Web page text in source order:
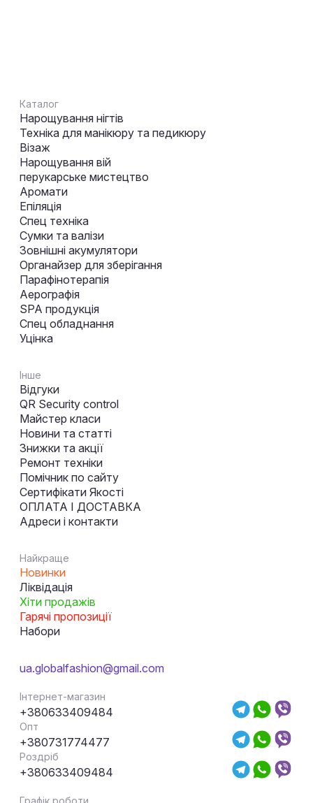
Каталог
Нарощування нігтів
Техніка для манікюру та педикюру
Візаж
Нарощування вій
перукарське мистецтво
Аромати
Епіляція
Спец техніка
Сумки та валізи
Зовнішні акумулятори
Органайзер для зберігання
Парафінотерапія
Аерографія
SPA продукція
Спец обладнання
Уцінка
Інше
Відгуки
QR Security control
Майстер класи
Новини та статті
Знижки та акції
Ремонт техніки
Помічник по сайту
Сертифікати Якості
ОПЛАТА І ДОСТАВКА
Адреси і контакти
Найкраще
Новинки
Ліквідація
Хіти продажів
Гарячі пропозиції
Набори
ua.globalfashion@gmail.com
Інтернет-магазин
+380633409484
Опт
+380731774477
Роздріб
+380633409484
Графік роботи